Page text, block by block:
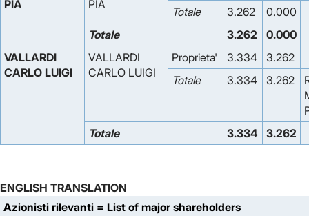
PIA
PIA
Totale
3.262
0.000
Totale
3.262
0.000
VALLARDI
CARLO LUIGI
VALLARDI
CARLO LUIGI
Proprieta' 3.334
3.262
Totale
3.334 3.262
Totale
3.334 3.262
ENGLISH TRANSLATION
Azionisti rilevanti = List of major shareholders